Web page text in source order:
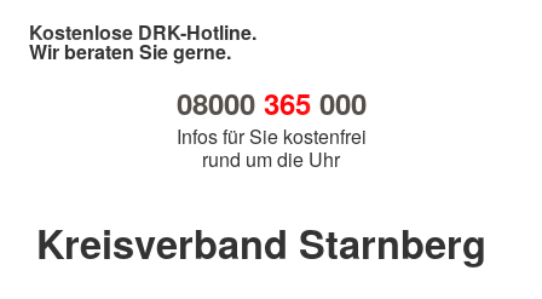
Kostenlose DRK-Hotline.
Wir beraten Sie gerne.
08000 365000
Infos für Sie kostenfrei
rund um die Uhr
Kreisverband Starnberg